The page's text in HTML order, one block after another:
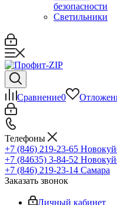
безопасности
Светильники
Сравнение0
Телефоны
+7 (846) 219-23-65
+7 (84635) 3-84-52
+7 (846) 219-23-14 Самара
Заказать звонок
Личный кабинет